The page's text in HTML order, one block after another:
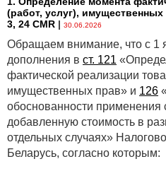
Также в отношении
активов был уточнен подход к
в отношении финансовых
регресса и инвестиций в
инструменты.
Кроме этого, были внесены
7, согласно которым
раскрывать следующую
информацию в отношении
инструменты, оцениваемых
(работ, услуг),
3, 24 CMR | 30.06.2026
Обращаем внимание, что с 1
дополнения в ст. 121
фактической реализации
имущественных прав» и 126
обоснованности применения
добавленную стоимость в
отдельных случаях»
Беларусь, согласно которым: